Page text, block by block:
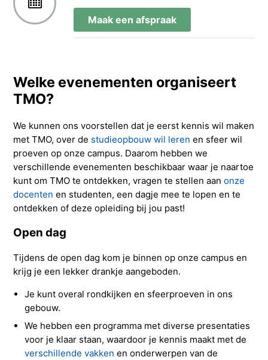
Maak een afspraak
Welke evenementen organiseert
TMO?
We kunnen ons voorstellen dat je eerst kennis wil maken
met TMO, over de studieopbouw wil leren en sfeer wil
proeven op onze campus. Daarom hebben we
verschillende evenementen beschikbaar waar je naartoe
kunt om TMO te ontdekken, vragen te stellen aanonze
docenten en studenten, een dagje mee te lopen en te
ontdekken of deze opleiding bij jou past!
Open dag
Tijdens de open dag kom je binnen op onze campus en
krijg je een lekker drankje aangeboden.
Je kunt overal rondkijken en sfeerproeven in ons
gebouw.
We hebben een programma met diverse presentaties
voor je klaar staan, waardoor je kennis maakt met de
verschillende vakken en onderwerpen van de